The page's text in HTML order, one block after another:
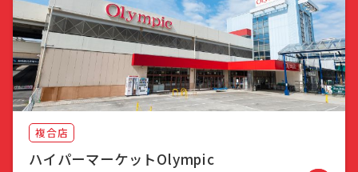
複合店
ハイパーマーケットOlympic